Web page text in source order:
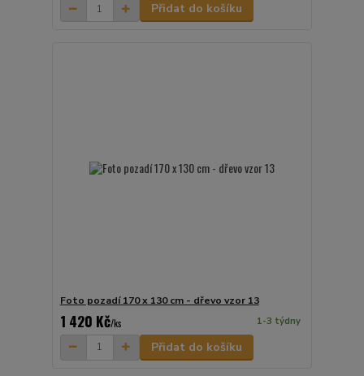
Přidat do košíku
Foto pozadí 170 x 130 cm - dřevo vzor 13
1 420 Kč/ks 1-3 týdny
Přidat do košíku